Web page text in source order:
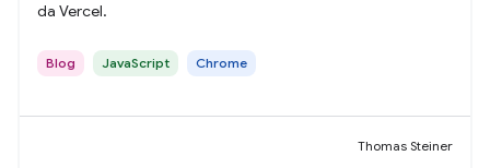
da Vercel.
Blog JavaScript Chrome
Thomas Steiner